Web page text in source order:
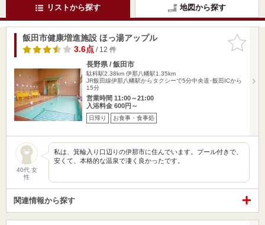
リストから探す 地図から探す
お気に入
りに追加
飯田市健康増進施設 ほっ湯アップル
3.6点/ 12 件
長野県 / 飯田市
駄科駅2.38km 伊那八幡駅1.35km
JR飯田線伊那八幡駅からタクシーで5分中央道･飯田ICから
15分
営業時間 11:00～21:00
入浴料金 600円～
日帰り お食事・食事処
40代 女
性
私は、箕輪入り口辺りの伊那市に住んでいます。プール付きで、
安くて、本格的な温泉で凄く良かったです。
関連情報から探す